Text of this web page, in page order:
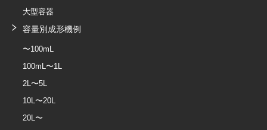
大型容器
容量別成形機例
〜100mL
100mL〜1L
2L〜5L
10L〜20L
20L〜